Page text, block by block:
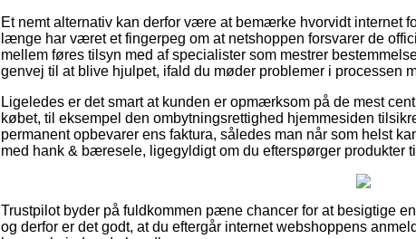
Et nemt alternativ kan derfor være at bemærke hvorvidt internet
længe har været et fingerpeg om at netshoppen forsvarer de
mellem føres tilsyn med af specialister som mestrer
genvej til at blive hjulpet, ifald du møder problemer i processen
Ligeledes er det smart at kunden er opmærksom på de mest
købet, til eksempel den ombytningsrettighed hjemmesiden
permanent opbevarer ens faktura, således man når som helst
med hank & bæresele, ligegyldigt om du efterspørger produkter
Trustpilot byder på fuldkommen pæne chancer for at besigtige
og derfor er det godt, at du eftergår internet webshoppens